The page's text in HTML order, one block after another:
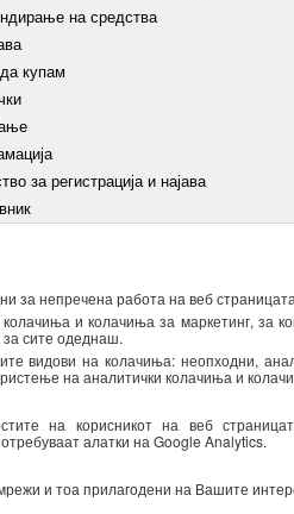
за непречена работа на веб
и колачиња за маркетинг, за
за сите одеднаш.
видови на колачиња: неопходни,
на аналитички колачиња и
на корисникот на веб
алатки на Google Analytics.
и тоа прилагодени на Вашите
на средства
купам
за регистрација и најава
за новости и специјални